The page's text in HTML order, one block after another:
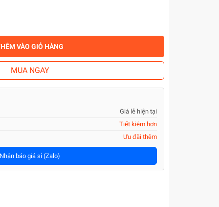
VÀO GIỎ HÀNG
MUA NGAY
Giá lẻ hiện tại
Tiết kiệm hơn
Ưu đãi thêm
Nhận báo giá sỉ (Zalo)